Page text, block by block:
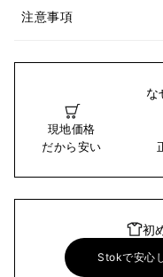
注意事項
な
現地価格
だから安い
初
Stokで安心